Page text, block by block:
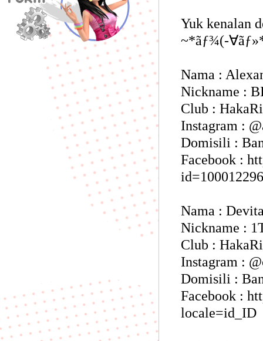
Yuk kenalan
~*ãƒ¾(-
Nama :
Nickname :
Club :
Instagram :
Domisili :
Facebook :
Nama :
Nickname :
Club :
Instagram :
Domisili :
Facebook :
locale=id_ID